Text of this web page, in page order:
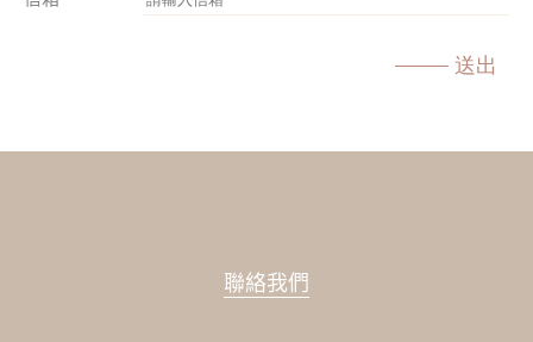
送出
聯絡我們